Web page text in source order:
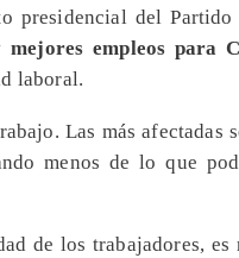
presidencial del Partido
empleos para
laboral.
Las más afectadas
menos de lo que
de los trabajadores, es